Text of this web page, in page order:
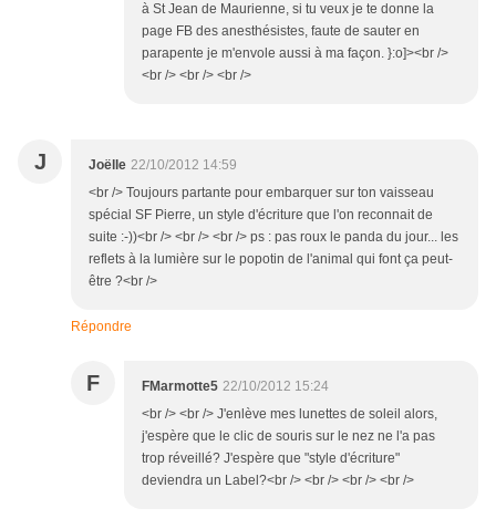
à St Jean de Maurienne, si tu veux je te donne la
page FB des anesthésistes, faute de sauter en
parapente je m'envole aussi à ma façon. }:o]><br />
<br /> <br /> <br />
J Joëlle 22/10/2012 14:59
<br /> Toujours partante pour embarquer sur ton vaisseau
spécial SF Pierre, un style d'écriture que l'on reconnait de
suite :-))<br /> <br /> <br /> ps : pas roux le panda du jour... les
reflets à la lumière sur le popotin de l'animal qui font ça peut-
être ?<br />
Répondre
F FMarmotte5 22/10/2012 15:24
<br /> <br /> J'enlève mes lunettes de soleil alors,
j'espère que le clic de souris sur le nez ne l'a pas
trop réveillé? J'espère que "style d'écriture"
deviendra un Label?<br /> <br /> <br /> <br />